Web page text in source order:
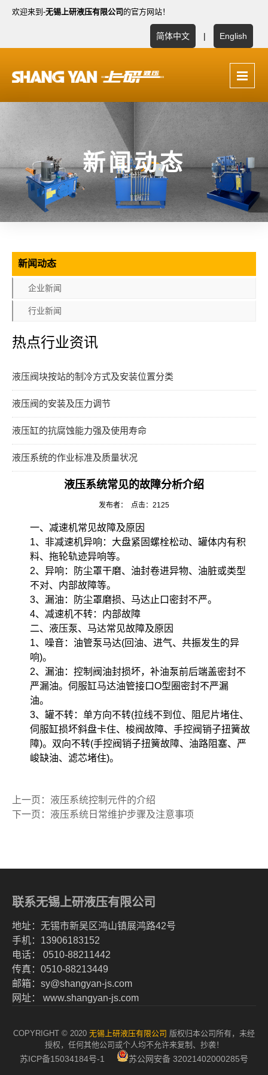
欢迎来到-无锡上研液压有限公司 的官方网站！
简体中文 | English
新闻动态
新闻动态
企业新闻
行业新闻
热点行业资讯
液压阀块按站的制冷方式及安装位置分类
液压阀的安装及压力调节
液压缸的抗腐蚀能力强及使用寿命
液压系统的作业标准及质量状况
液压系统常见的故障分析介绍
发布者： 点击：2125
一、减速机常见故障及原因
1、非减速机异响：大盘紧固螺栓松动、罐体内有积
料、拖轮轨迹异响等。
2、异响：防尘罩干磨、油封卷进异物、油脏或类型
不对、内部故障等。
3、漏油：防尘罩磨损、马达止口密封不严。
4、减速机不转：内部故障
二、液压泵、马达常见故障及原因
1、噪音：油管泵马达(回油、进气、共振发生的异
响)。
2、漏油：控制阀油封损坏，补油泵前后端盖密封不
严漏油。伺服缸马达油管接口O型圈密封不严漏
油。
3、罐不转：单方向不转(拉线不到位、阻尼片堵住、
伺服缸损坏斜盘卡住、梭阀故障、手控阀销子扭簧故
障)。双向不转(手控阀销子扭簧故障、油路阻塞、严
峻缺油、滤芯堵住)。
上一页：液压系统控制元件的介绍
下一页：液压系统日常维护步骤及注意事项
联系无锡上研液压有限公司
地址：无锡市新吴区鸿山镇展鸿路42号
手机：13906183152
电话： 0510-88211442
传真：0510-88213449
邮箱：sy@shangyan-js.com
网址： www.shangyan-js.com
COPYRIGHT © 2020 无锡上研液压有限公司 版权归本公司所有，未经
授权，任何其他公司或个人均不允许来复制、抄袭！
苏ICP备15034184号-1 苏公网安备 32021402000285号